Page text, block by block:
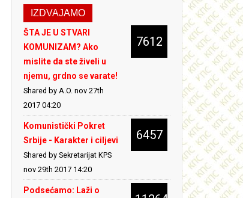
IZDVAJAMO
7612
ŠTA JE U STVARI
KOMUNIZAM? Ako
mislite da ste živeli u
njemu, grdno se varate!
Shared by A.O. nov 27th
2017 04:20
6457
Komunistički Pokret
Srbije - Karakter i ciljevi
Shared by Sekretarijat KPS
nov 29th 2017 14:20
Podsećamo: Laži o